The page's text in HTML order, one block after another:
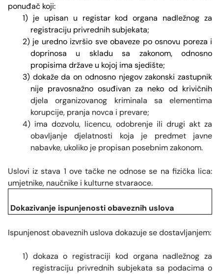
ponuđač koji:
1) je upisan u registar kod organa nadležnog za
registraciju privrednih subjekata;
2) je uredno izvršio sve obaveze po osnovu poreza i
doprinosa u skladu sa zakonom, odnosno
propisima države u kojoj ima sjedište;
3) dokaže da on odnosno njegov zakonski zastupnik
nije pravosnažno osuđivan za neko od krivičnih
djela organizovanog kriminala sa elementima
korupcije, pranja novca i prevare;
4) ima dozvolu, licencu, odobrenje ili drugi akt za
obavljanje djelatnosti koja je predmet javne
nabavke, ukoliko je propisan posebnim zakonom.
Uslovi iz stava 1 ove tačke ne odnose se na fizička lica:
umjetnike, naučnike i kulturne stvaraoce.
Dokazivanje ispunjenosti obaveznih uslova
Ispunjenost obaveznih uslova dokazuje se dostavljanjem:
1) dokaza o registraciji kod organa nadležnog za
registraciju privrednih subjekata sa podacima o